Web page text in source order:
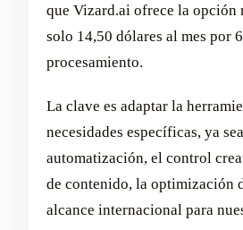
que Vizard.ai ofrece la opción
solo 14,50 dólares al mes por
procesamiento.
La clave es adaptar la
necesidades específicas, ya
automatización, el control
de contenido, la optimización
alcance internacional para